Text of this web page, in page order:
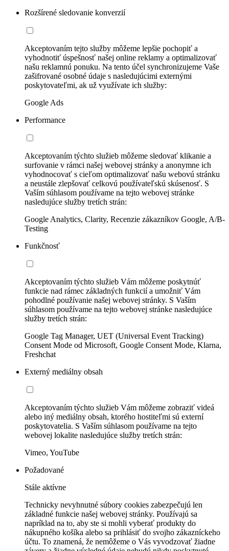
Rozšírené sledovanie konverzií
Akceptovaním tejto služby môžeme lepšie pochopiť a
vyhodnotiť úspešnosť našej online reklamy a optimalizovať
našu reklamnú ponuku. Na tento účel synchronizujeme Vaše
zašifrované osobné údaje s nasledujúcimi externými
poskytovateľmi, ak už využívate ich služby:
Google Ads
Performance
Akceptovaním týchto služieb môžeme sledovať klikanie a
surfovanie v rámci našej webovej stránky a anonymne ich
vyhodnocovať s cieľom optimalizovať našu webovú stránku
a neustále zlepšovať celkovú používateľskú skúsenosť. S
Vaším súhlasom používame na tejto webovej stránke
nasledujúce služby tretích strán:
Google Analytics, Clarity, Recenzie zákazníkov Google, A/B-
Testing
Funkčnosť
Akceptovaním týchto služieb Vám môžeme poskytnúť
funkcie nad rámec základných funkcií a umožniť Vám
pohodlné používanie našej webovej stránky. S Vaším
súhlasom používame na tejto webovej stránke nasledujúce
služby tretích strán:
Google Tag Manager, UET (Universal Event Tracking)
Consent Mode od Microsoft, Google Consent Mode, Klarna,
Freshchat
Externý mediálny obsah
Akceptovaním týchto služieb Vám môžeme zobraziť videá
alebo iný mediálny obsah, ktorého hostiteľmi sú externí
poskytovatelia. S Vaším súhlasom používame na tejto
webovej lokalite nasledujúce služby tretích strán:
Vimeo, YouTube
Požadované
Stále aktívne
Technicky nevyhnutné súbory cookies zabezpečujú len
základné funkcie našej webovej stránky. Používajú sa
napríklad na to, aby ste si mohli vyberať produkty do
nákupného košíka alebo sa prihlásiť do svojho zákazníckeho
účtu. To znamená, že nemôžeme o Vás vyvodzovať žiadne